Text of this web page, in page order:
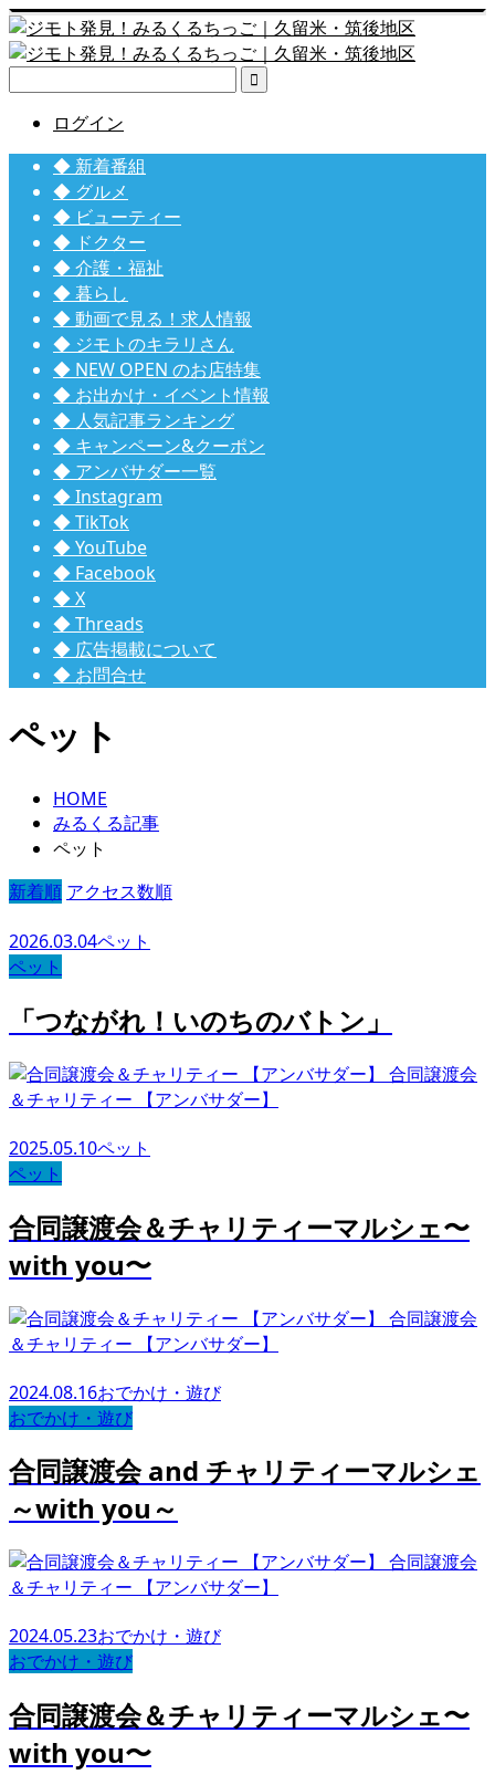

ログイン
◆ 新着番組
◆ グルメ
◆ ビューティー
◆ ドクター
◆ 介護・福祉
◆ 暮らし
◆ 動画で見る！求人情報
◆ ジモトのキラリさん
◆ NEW OPEN のお店特集
◆ お出かけ・イベント情報
◆ 人気記事ランキング
◆ キャンペーン&クーポン
◆ アンバサダー一覧
◆ Instagram
◆ TikTok
◆ YouTube
◆ Facebook
◆ X
◆ Threads
◆ 広告掲載について
◆ お問合せ
ペット
HOME
みるくる記事
ペット
新着順 アクセス数順
2026.03.04ペット
ペット
「つながれ！いのちのバトン」
合同譲渡会
＆チャリティー 【アンバサダー】
2025.05.10ペット
ペット
合同譲渡会＆チャリティーマルシェ〜
with you〜
合同譲渡会
＆チャリティー 【アンバサダー】
2024.08.16おでかけ・遊び
おでかけ・遊び
合同譲渡会 and チャリティーマルシェ
～with you～
合同譲渡会
＆チャリティー 【アンバサダー】
2024.05.23おでかけ・遊び
おでかけ・遊び
合同譲渡会＆チャリティーマルシェ〜
with you〜